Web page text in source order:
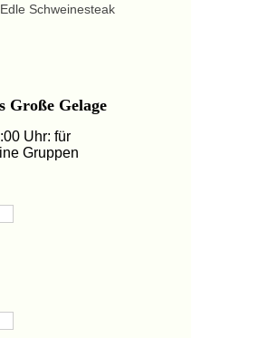
Schweinesteak
Große Gelage
Uhr: für
Gruppen